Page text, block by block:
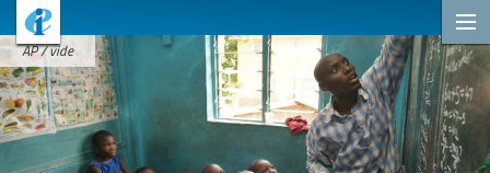
AP / vide